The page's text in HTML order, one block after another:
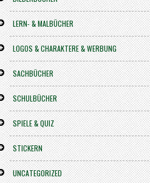
LERN- & MALBÜCHER
LOGOS & CHARAKTERE & WERBUNG
SACHBÜCHER
SCHULBÜCHER
SPIELE & QUIZ
STICKERN
UNCATEGORIZED